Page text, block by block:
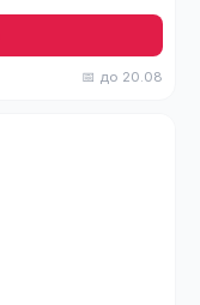
📅 до 20.08